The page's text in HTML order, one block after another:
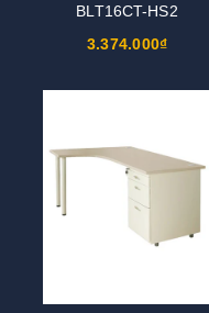
BLT16CT-HS2
3.374.000₫